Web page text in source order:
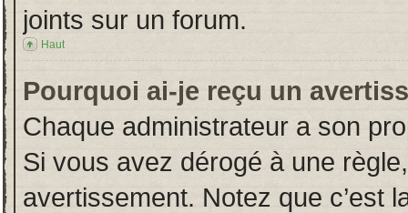
joints sur un forum.
Haut
Pourquoi ai-je reçu un
Chaque administrateur a son
Si vous avez dérogé à une
avertissement. Notez que c’est